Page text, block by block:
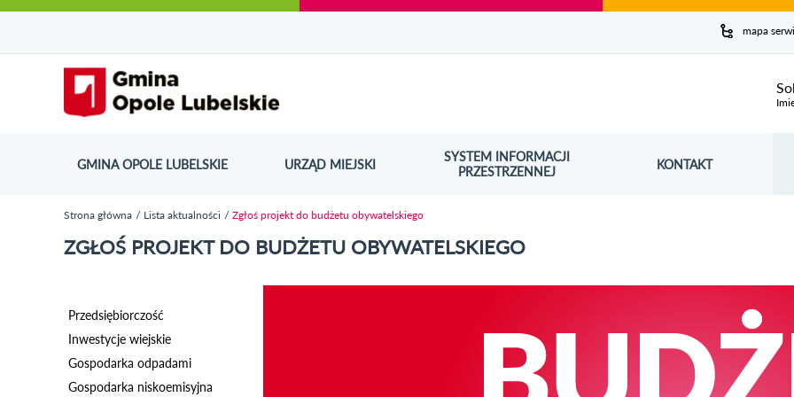
do
strony
do
menu
wyszukiwarki
ścieżki
nawigacyjnej
kategorii
aktualności
do
kalendarza
wydarzeń
do
galerii
do
stopki
mapa
GMINA OPOLE LUBELSKIE URZĄD MIEJSKI
SYSTEM INFORMACJI
PRZESTRZENNEJ
ODNOŚNIK OTWORZY SIĘ W NOWYM OKNIE KONTAKT
Jesteś tutaj
Strona główna Lista aktualności Zgłoś projekt do budżetu obywatelskiego
ZGŁOŚ PROJEKT DO BUDŻETU OBYWATELSKIEGO
Przedsiębiorczość
Inwestycje wiejskie
Gospodarka odpadami
Gospodarka niskoemisyjna